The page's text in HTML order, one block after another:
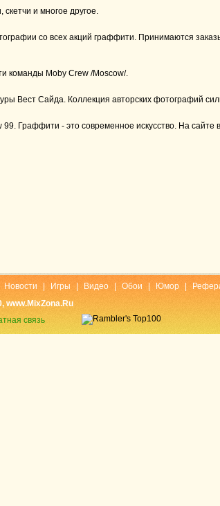
и многое другое.
со всех акций граффити. Принимаются
команды Moby Crew /Moscow/.
Вест Сайда. Коллекция авторских фотографий
Граффити - это современное искусство. На сайте
Новости Игры Видео Обои Юмор
www.MixZona.Ru
связь